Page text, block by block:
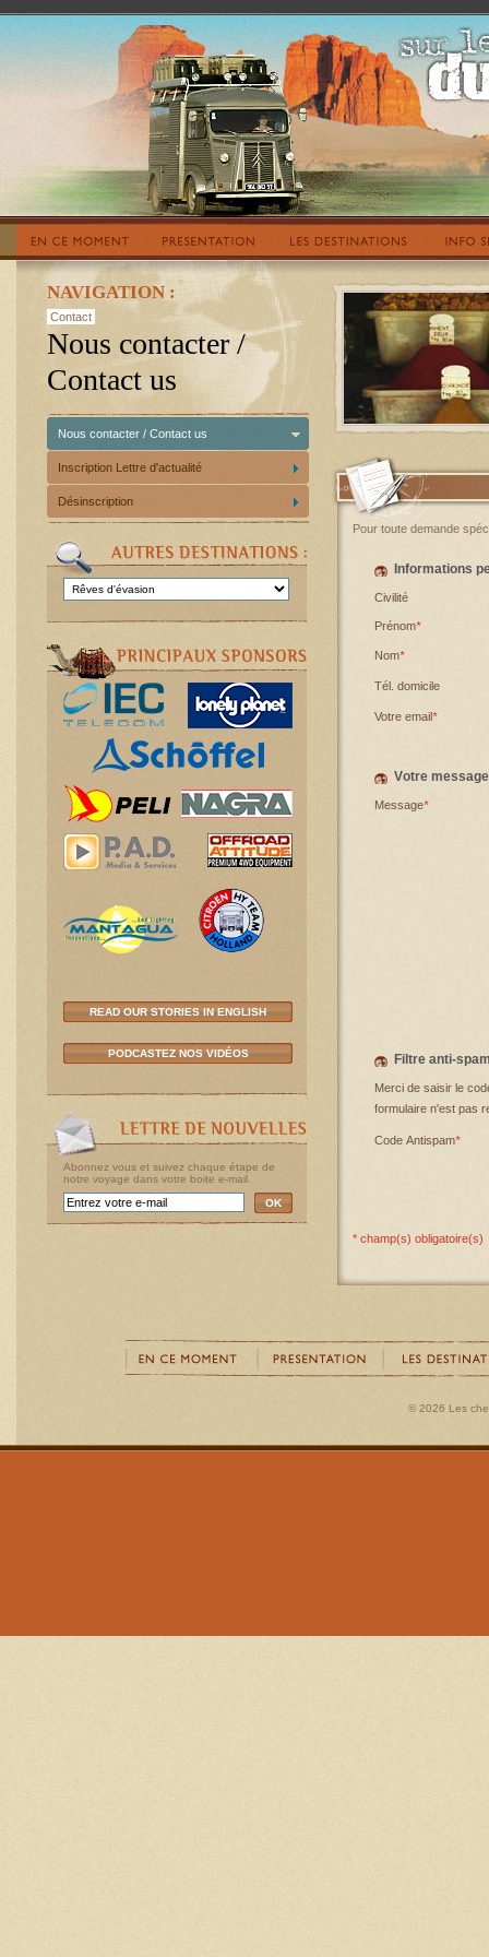
NAVIGATION :
Contact
Nous contacter /
Contact us
Nous contacter / Contact us
Inscription Lettre d'actualité
Désinscription
READ OUR STORIES IN ENGLISH
PODCASTEZ NOS VIDÉOS
Abonnez vous et suivez chaque étape de
notre voyage dans votre boite e-mail.
OK
Pour toute demande
Informations
Civilité
Prénom*
Nom*
Tél. domicile
Votre email*
Votre
Message*
Filtre anti-
Merci de saisir le
formulaire n'est pas
Code Antispam*
* champ(s) obligatoire(s)
© 2026 Les